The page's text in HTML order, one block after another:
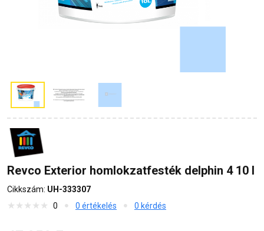
Revco Exterior homlokzatfesték delphin 4 10 l
Cikkszám: UH-333307
0
0 értékelés 0 kérdés